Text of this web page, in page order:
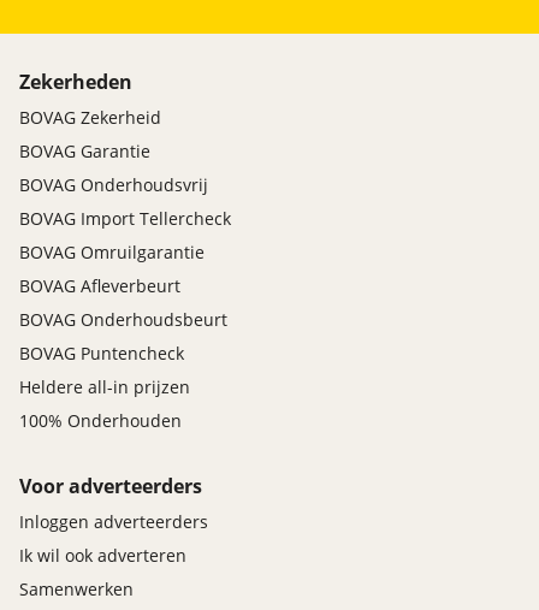
Zekerheden
BOVAG Zekerheid
BOVAG Garantie
BOVAG Onderhoudsvrij
BOVAG Import Tellercheck
BOVAG Omruilgarantie
BOVAG Afleverbeurt
BOVAG Onderhoudsbeurt
BOVAG Puntencheck
Heldere all-in prijzen
100% Onderhouden
Voor adverteerders
Inloggen adverteerders
Ik wil ook adverteren
Samenwerken